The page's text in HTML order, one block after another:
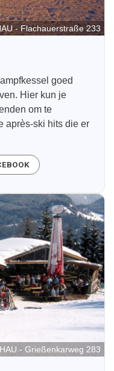
- Flachauerstraße 233
goed
Hier kun je
om te
après-ski hits die er
- Grießenkarweg 283